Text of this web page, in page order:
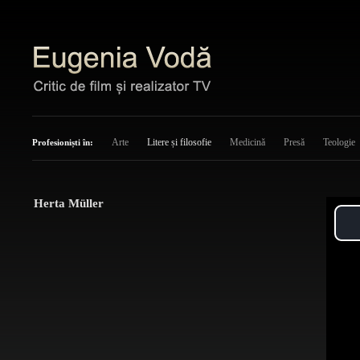
Profesioniști în: Arte Litere și filosofie Medicină Presă Teologie
Herta Müller